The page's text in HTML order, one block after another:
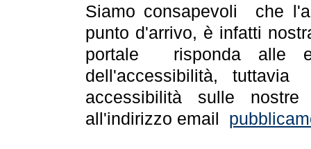
Siamo consapevoli che
punto d'arrivo, è infatti
portale risponda alle
dell'accessibilità,
accessibilità sulle
all'indirizzo email